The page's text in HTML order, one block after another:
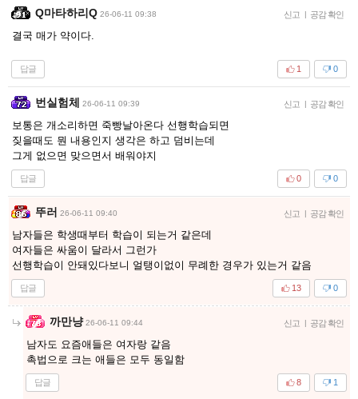
Q마타하리Q 26-06-11 09:38 신고 | 공감 확인
결국 매가 약이다.
답글 0
1
번실험체 26-06-11 09:39 신고 | 공감 확인
보통은 개소리하면 죽빵날아온다 선행학습되면
짖을때도 뭔 내용인지 생각은 하고 덤비는데
그게 없으면 맞으면서 배워야지
답글 0
0
뚜러 26-06-11 09:40 신고 | 공감 확인
남자들은 학생때부터 학습이 되는거 같은데
여자들은 싸움이 달라서 그런가
선행학습이 안돼있다보니 얼탱이없이 무례한 경우가 있는거 같음
답글 0
13
까만냥 26-06-11 09:44 신고 | 공감 확인
남자도 요즘애들은 여자랑 같음
촉법으로 크는 애들은 모두 동일함
답글 1
8